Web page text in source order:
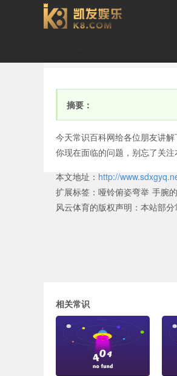
java的几大分类？(java
分几种)-风云体育
摘要：
今天常识百科网给各位朋友讲
你现在面临的问题，别忘了关注
本文地址： http://
扩展标签： 哑铃俯姿弯举 手腕
风云体育的版权声明： 本站部分
相关常识